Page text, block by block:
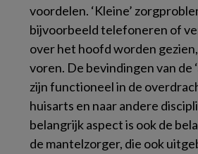
voordelen. ‘Kleine’
bijvoorbeeld telefoneren of
over het hoofd worden
voren. De bevindingen van de
zijn functioneel in de
huisarts en naar andere
belangrijk aspect is ook de
de mantelzorger, die ook